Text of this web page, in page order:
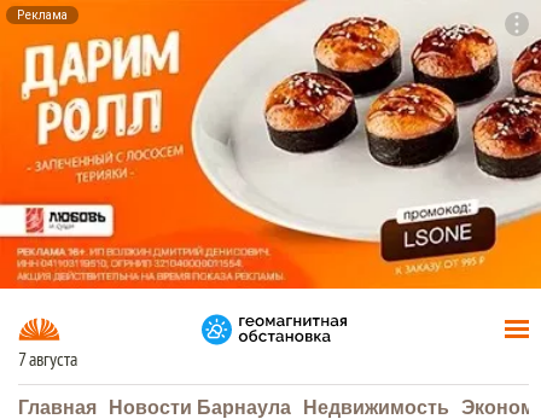
Реклама
7 августа
Главная Новости Барнаула Недвижимость